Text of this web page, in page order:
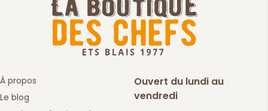
À propos
Le blog
Ouvert du lundi au
vendredi